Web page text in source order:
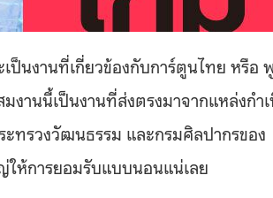
ป็นงานที่เกี่ยวข้องกับการ์ตูนไทย หรือ
งานนี้เป็นงานที่ส่งตรงมาจากแหล่งกำ
ทรวงวัฒนธรรม และกรมศิลปากรของ
ให้การยอมรับแบบนอนแน่เลย